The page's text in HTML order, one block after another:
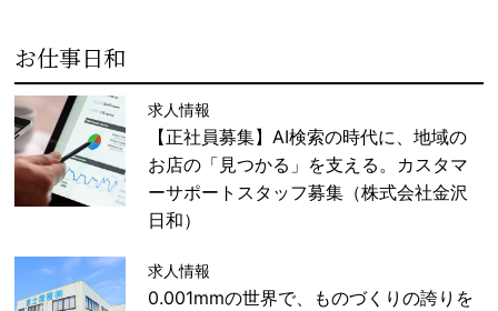
お仕事日和
求人情報
【正社員募集】AI検索の時代に、地域の
お店の「見つかる」を支える。カスタマ
ーサポートスタッフ募集（株式会社金沢
日和）
求人情報
0.001mmの世界で、ものづくりの誇りを